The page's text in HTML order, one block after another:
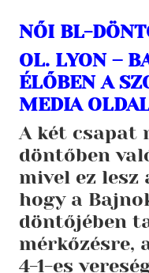
NŐI BL-
OL. LYON –
ÉLŐBEN A
MEDIA
A két csapat
döntőben
mivel ez lesz
hogy a
döntőjében
mérkőzésre,
4-1-es